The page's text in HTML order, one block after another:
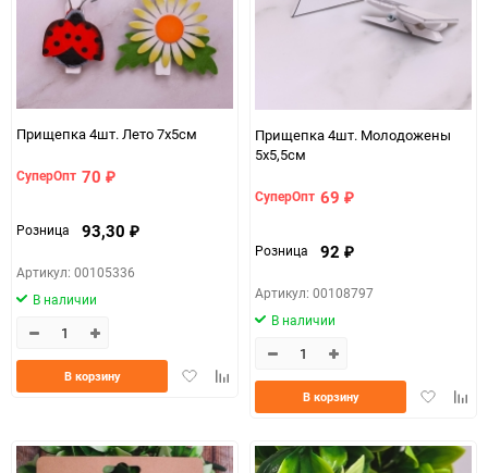
Прищепка 4шт. Лето 7х5см
СуперОпт 70 ₽
Розница 93,30 ₽
Артикул: 00105336
В наличии
ДобавитьДобавить
сравнению
В корзину
Прищепка 4шт. Молодожены
5х5,5см
СуперОпт 69 ₽
Розница 92 ₽
Артикул: 00108797
В наличии
Добавить
В корзину